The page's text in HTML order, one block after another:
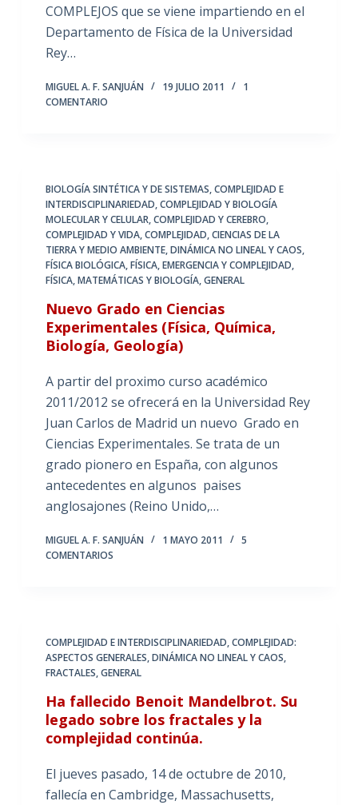
COMPLEJOS que se viene impartiendo en el
Departamento de Física de la Universidad
Rey…
MIGUEL A. F. SANJUÁN 19 JULIO 2011
1
COMENTARIO
BIOLOGÍA SINTÉTICA Y DE SISTEMAS,COMPLEJIDAD E
INTERDISCIPLINARIEDAD,COMPLEJIDAD Y BIOLOGÍA
MOLECULAR Y CELULAR,COMPLEJIDAD Y CEREBRO,
COMPLEJIDAD Y VIDA,COMPLEJIDAD, CIENCIAS DE LA
TIERRA Y MEDIO AMBIENTE,DINÁMICA NO LINEAL Y CAOS,
FÍSICA BIOLÓGICA,FÍSICA, EMERGENCIA Y COMPLEJIDAD,
FÍSICA, MATEMÁTICAS Y BIOLOGÍA,GENERAL
Nuevo Grado en Ciencias
Experimentales (Física, Química,
Biología, Geología)
A partir del proximo curso académico
2011/2012 se ofrecerá en la Universidad Rey
Juan Carlos de Madrid un nuevo Grado en
Ciencias Experimentales. Se trata de un
grado pionero en España, con algunos
antecedentes en algunos paises
anglosajones (Reino Unido,…
MIGUEL A. F. SANJUÁN 1 MAYO 2011
5
COMENTARIOS
COMPLEJIDAD E INTERDISCIPLINARIEDAD,COMPLEJIDAD:
ASPECTOS GENERALES,DINÁMICA NO LINEAL Y CAOS,
FRACTALES,GENERAL
Ha fallecido Benoit Mandelbrot. Su
legado sobre los fractales y la
complejidad continúa.
El jueves pasado, 14 de octubre de 2010,
fallecía en Cambridge, Massachusetts,